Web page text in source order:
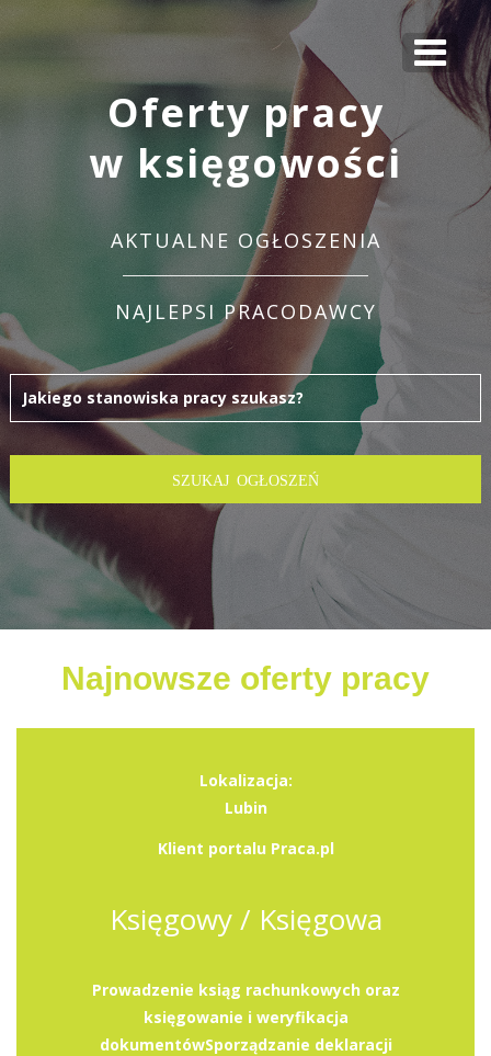
Oferty pracy
w księgowości
AKTUALNE OGŁOSZENIA
NAJLEPSI PRACODAWCY
Najnowsze oferty pracy
Lokalizacja:
Lubin
Klient portalu Praca.pl
Księgowy / Księgowa
Prowadzenie ksiąg rachunkowych oraz
księgowanie i weryfikacja
dokumentówSporządzanie deklaracji